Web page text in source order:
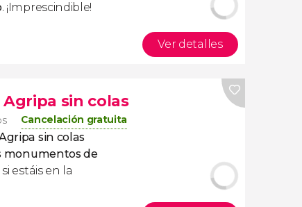
. ¡Imprescindible!
Ver detalles
sin colas
Cancelación gratuita
sin colas
monumentos de
estáis en la